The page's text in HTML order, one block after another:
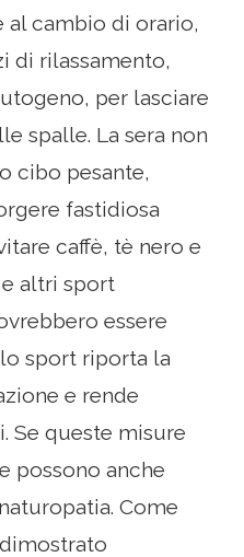
al cambio di orario,
di rilassamento,
per lasciare
spalle. La sera non
cibo pesante,
fastidiosa
caffè, tè nero e
altri sport
essere
sport riporta la
e rende
Se queste misure
possono anche
Come